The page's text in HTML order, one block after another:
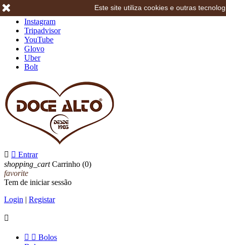
Instagram
Tripadvisor
YouTube
Glovo
Uber
Bolt
  Entrar
shopping_cart Carrinho (0)
favorite
Tem de iniciar sessão
Login | Registar

  Bolos
Este site utiliza cookies e outras